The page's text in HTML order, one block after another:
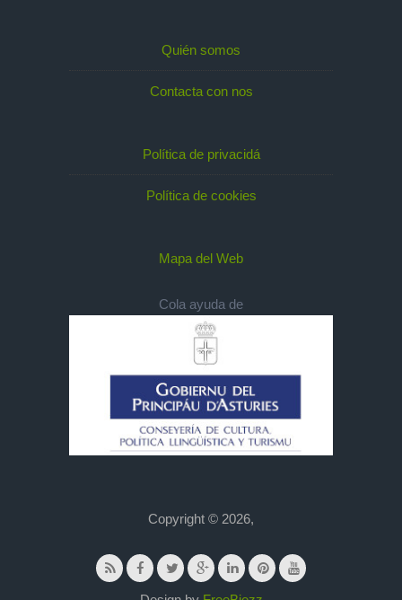
Quién somos
Contacta con nos
Política de privacidá
Política de cookies
Mapa del Web
Cola ayuda de
Copyright © 2026,